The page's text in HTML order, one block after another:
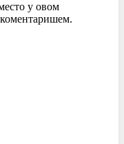
у овом
коментаришем.